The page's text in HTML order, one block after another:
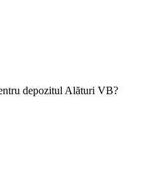
depozitul Alături VB?